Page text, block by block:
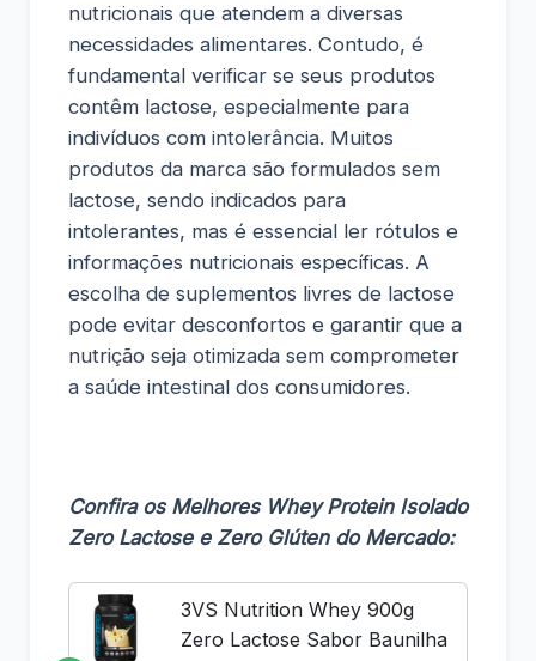
nutricionais que atendem a diversas
necessidades alimentares. Contudo, é
fundamental verificar se seus produtos
contêm lactose, especialmente para
indivíduos com intolerância. Muitos
produtos da marca são formulados sem
lactose, sendo indicados para
intolerantes, mas é essencial ler rótulos e
informações nutricionais específicas. A
escolha de suplementos livres de lactose
pode evitar desconfortos e garantir que a
nutrição seja otimizada sem comprometer
a saúde intestinal dos consumidores.
Confira os Melhores Whey Protein Isolado
Zero Lactose e Zero Glúten do Mercado:
3VS Nutrition Whey 900g
Zero Lactose Sabor Baunilha